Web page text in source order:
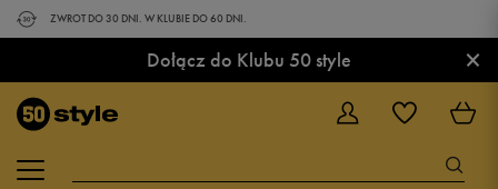
ZWROT DO 30 DNI. W KLUBIE DO 60 DNI.
Dołącz do Klubu 50 style ×